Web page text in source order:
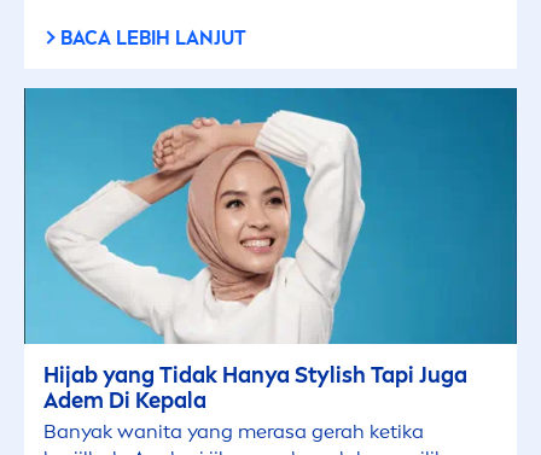
BACA LEBIH LANJUT
Hijab yang Tidak Hanya Stylish Tapi Juga
Adem Di Kepala
Banyak wanita yang merasa gerah ketika